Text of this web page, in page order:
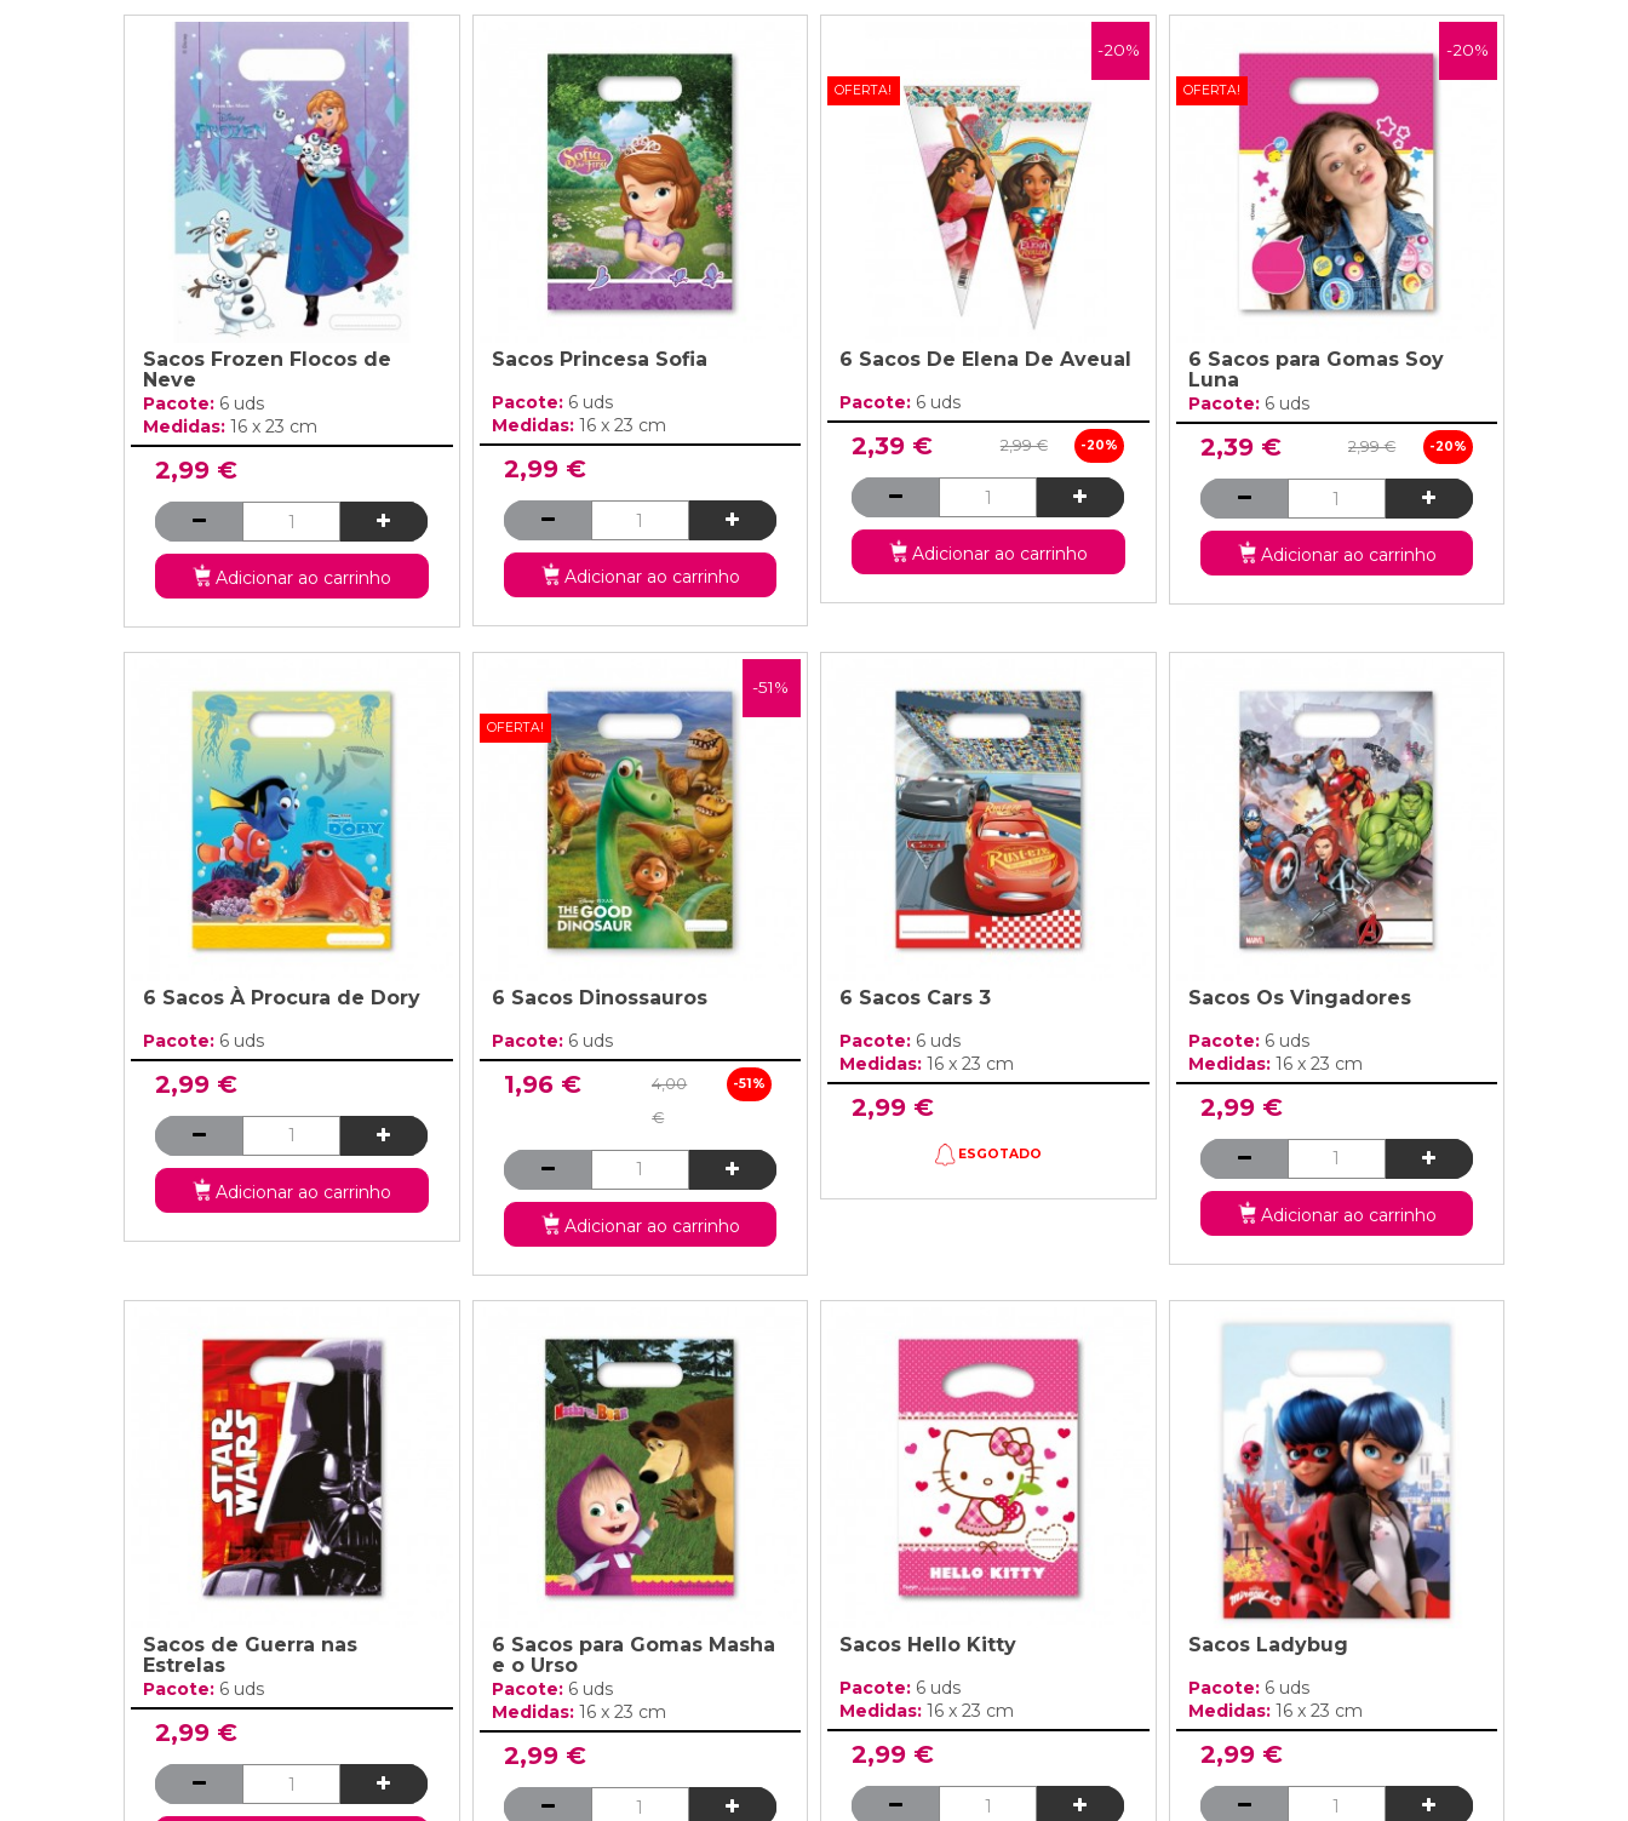
Sacos Frozen Flocos de
Neve
Pacote: 6 uds
Medidas: 16 x 23 cm
2,99 €
Adicionar ao carrinho
Sacos Princesa Sofia
Pacote: 6 uds
Medidas: 16 x 23 cm
2,99 €
Adicionar ao carrinho
-20%
OFERTA!
6 Sacos De Elena De Aveual
Pacote: 6 uds
2,39 € 2,99 € -20%
Adicionar ao carrinho
-20%
OFERTA!
6 Sacos para Gomas Soy
Luna
Pacote: 6 uds
2,39 € 2,99 € -20%
Adicionar ao carrinho
6 Sacos À Procura de Dory
Pacote: 6 uds
2,99 €
Adicionar ao carrinho
-51%
OFERTA!
6 Sacos Dinossauros
Pacote: 6 uds
1,96 €
4,00
€
-51%
Adicionar ao carrinho
6 Sacos Cars 3
Pacote: 6 uds
Medidas: 16 x 23 cm
2,99 €
ESGOTADO
Sacos Os Vingadores
Pacote: 6 uds
Medidas: 16 x 23 cm
2,99 €
Adicionar ao carrinho
Sacos de Guerra nas
Estrelas
Pacote: 6 uds
2,99 €
6 Sacos para Gomas Masha
e o Urso
Pacote: 6 uds
Medidas: 16 x 23 cm
2,99 €
Sacos Hello Kitty
Pacote: 6 uds
Medidas: 16 x 23 cm
2,99 €
Sacos Ladybug
Pacote: 6 uds
Medidas: 16 x 23 cm
2,99 €